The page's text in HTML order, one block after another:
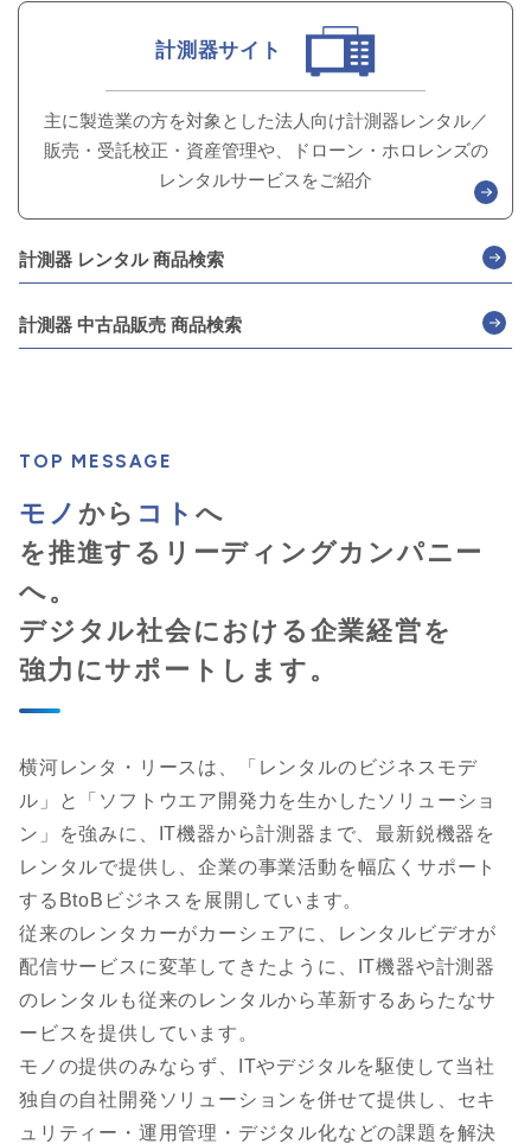
計測器サイト
主に製造業の方を対象とした法人向け計測器レンタル／
販売・受託校正・資産管理や、
ドローン・ホロレンズの
レンタルサービスをご紹介
計測器 レンタル 商品検索
計測器 中古品販売 商品検索
TOP MESSAGE
モノ から コト へ
を推進するリーディングカンパニー
へ。
デジタル社会における企業経営を
強力にサポートします。
横河レンタ・リースは、「レンタルのビジネスモデ
ル」と「ソフトウエア開発力を生かしたソリューショ
ン」を強みに、IT機器から計測器まで、最新鋭機器を
レンタルで提供し、企業の事業活動を幅広くサポート
するBtoBビジネスを展開しています。
従来のレンタカーがカーシェアに、レンタルビデオが
配信サービスに変革してきたように、IT機器や計測器
のレンタルも従来のレンタルから革新するあらたなサ
ービスを提供しています。
モノの提供のみならず、ITやデジタルを駆使して当社
独自の自社開発ソリューションを併せて提供し、セキ
ュリティー・運用管理・デジタル化などの課題を解決